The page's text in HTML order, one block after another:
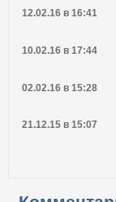
12.02.16 в 16:41
10.02.16 в 17:44
02.02.16 в 15:28
21.12.15 в 15:07